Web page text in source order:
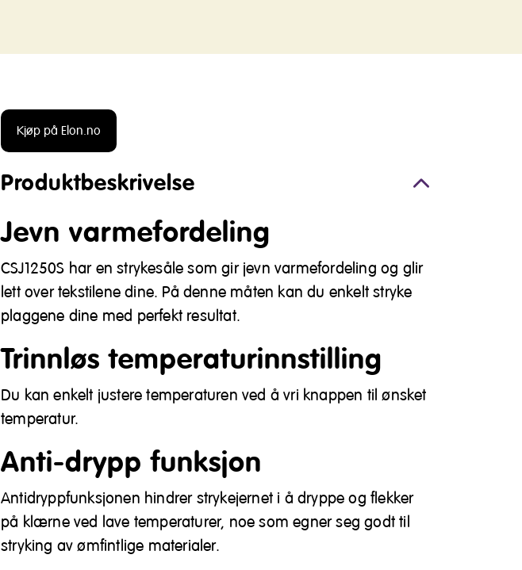
Kjøp på Elon.no
Produktbeskrivelse
Jevn varmefordeling
CSJ1250S har en strykesåle som gir jevn varmefordeling og glir
lett over tekstilene dine. På denne måten kan du enkelt stryke
plaggene dine med perfekt resultat.
Trinnløs temperaturinnstilling
Du kan enkelt justere temperaturen ved å vri knappen til ønsket
temperatur.
Anti-drypp funksjon
Antidryppfunksjonen hindrer strykejernet i å dryppe og flekker
på klærne ved lave temperaturer, noe som egner seg godt til
stryking av ømfintlige materialer.